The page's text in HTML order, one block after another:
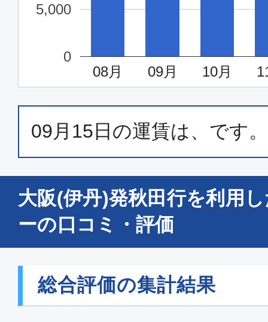
19:15
08月 09月 10月
0
5,000
09月15日 の運賃は、 です。
大阪(伊丹)発秋田行を利用
ーの口コミ・評価
総合評価の集計結果